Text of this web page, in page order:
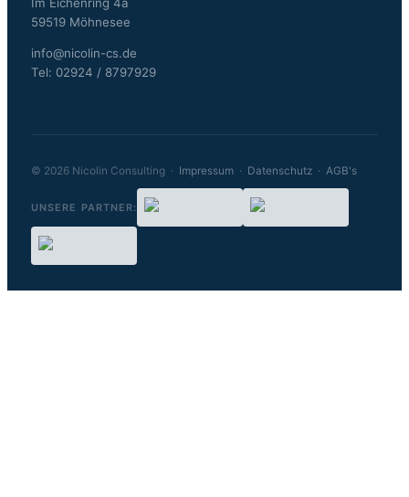
59519 Möhnesee
info@nicolin-cs.de
Tel: 02924 / 8797929
© 2026 Nicolin Consulting · Impressum· Datenschutz· AGB's
UNSERE PARTNER: